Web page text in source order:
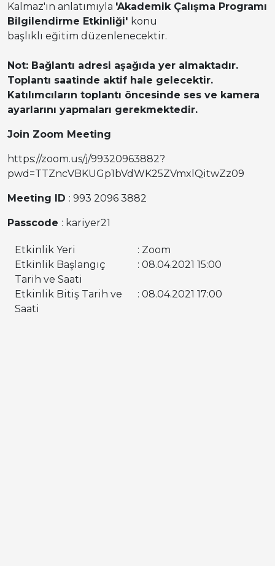
Kalmaz'ın anlatımıyla 'Akademik Çalışma Programı
Bilgilendirme Etkinliği' konu
başlıklı eğitim düzenlenecektir.
Not: Bağlantı adresi aşağıda yer almaktadır.
Toplantı saatinde aktif hale gelecektir.
Katılımcıların toplantı öncesinde ses ve kamera
ayarlarını yapmaları gerekmektedir.
Join Zoom Meeting
https://zoom.us/j/99320963882?
pwd=TTZncVBKUGp1bVdWK25ZVmxlQitwZz09
Meeting ID : 993 2096 3882
Passcode : kariyer21
Etkinlik Yeri
: Zoom
Etkinlik Başlangıç
Tarih ve Saati
: 08.04.2021 15:00
Etkinlik Bitiş Tarih ve
Saati
: 08.04.2021 17:00